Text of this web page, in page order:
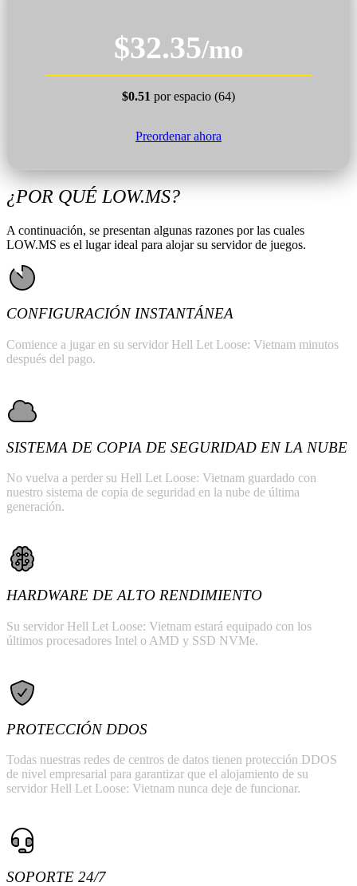
$32.35/mo
$0.51 por espacio (64)
Preordenar ahora
¿POR QUÉ LOW.MS?
A continuación, se presentan algunas razones por las cuales
LOW.MS es el lugar ideal para alojar su servidor de juegos.
CONFIGURACIÓN INSTANTÁNEA
Comience a jugar en su servidor Hell Let Loose: Vietnam minutos
después del pago.
SISTEMA DE COPIA DE SEGURIDAD EN LA NUBE
No vuelva a perder su Hell Let Loose: Vietnam guardado con
nuestro sistema de copia de seguridad en la nube de última
generación.
HARDWARE DE ALTO RENDIMIENTO
Su servidor Hell Let Loose: Vietnam estará equipado con los
últimos procesadores Intel o AMD y SSD NVMe.
PROTECCIÓN DDOS
Todas nuestras redes de centros de datos tienen protección DDOS
de nivel empresarial para garantizar que el alojamiento de su
servidor Hell Let Loose: Vietnam nunca deje de funcionar.
SOPORTE 24/7